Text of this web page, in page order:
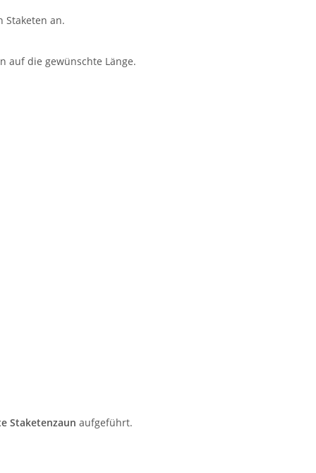
Staketen an.
auf die gewünschte Länge.
Staketenzaun aufgeführt.